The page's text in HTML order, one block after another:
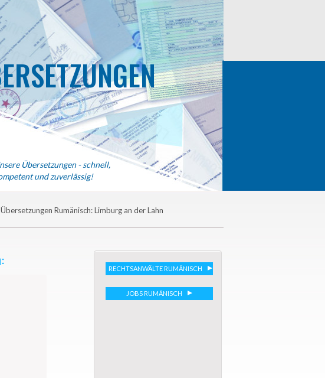
Übersetzungen - schnell,
und zuverlässig!
Übersetzungen Rumänisch: Limburg an der Lahn
RECHTSANWÄLTE RUMÄNISCH
JOBS RUMÄNISCH